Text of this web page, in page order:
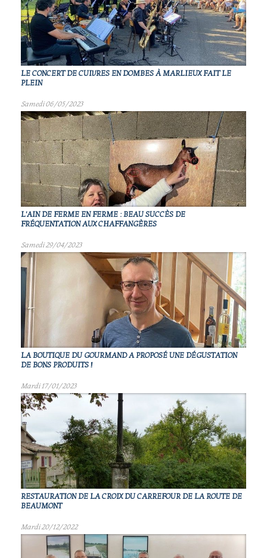
LE CONCERT DE CUIVRES EN DOMBES À MARLIEUX FAIT LE
PLEIN
Samedi 06/05/2023
L'AIN DE FERME EN FERME : BEAU SUCCÈS DE
FRÉQUENTATION AUX CHAFFANGÈRES
Samedi 29/04/2023
LA BOUTIQUE DU GOURMAND A PROPOSÉ UNE DÉGUSTATION
DE BONS PRODUITS !
Mardi 17/01/2023
RESTAURATION DE LA CROIX DU CARREFOUR DE LA ROUTE DE
BEAUMONT
Mardi 20/12/2022